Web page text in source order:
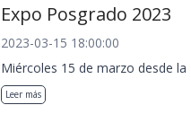
Expo Posgrado 2023
2023-03-15 18:00:00
Miércoles 15 de marzo desde
Leer más